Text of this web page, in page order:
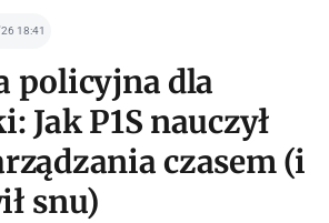
18:41
policyjna dla
Jak P1S nauczył
czasem (i
snu)